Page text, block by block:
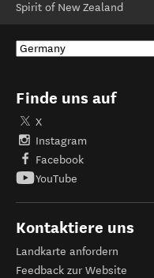
Spirit of New Zealand
Finde uns auf
X
Instagram
Facebook
YouTube
Kontaktiere uns
Landkarte anfordern
Feedback zur Website